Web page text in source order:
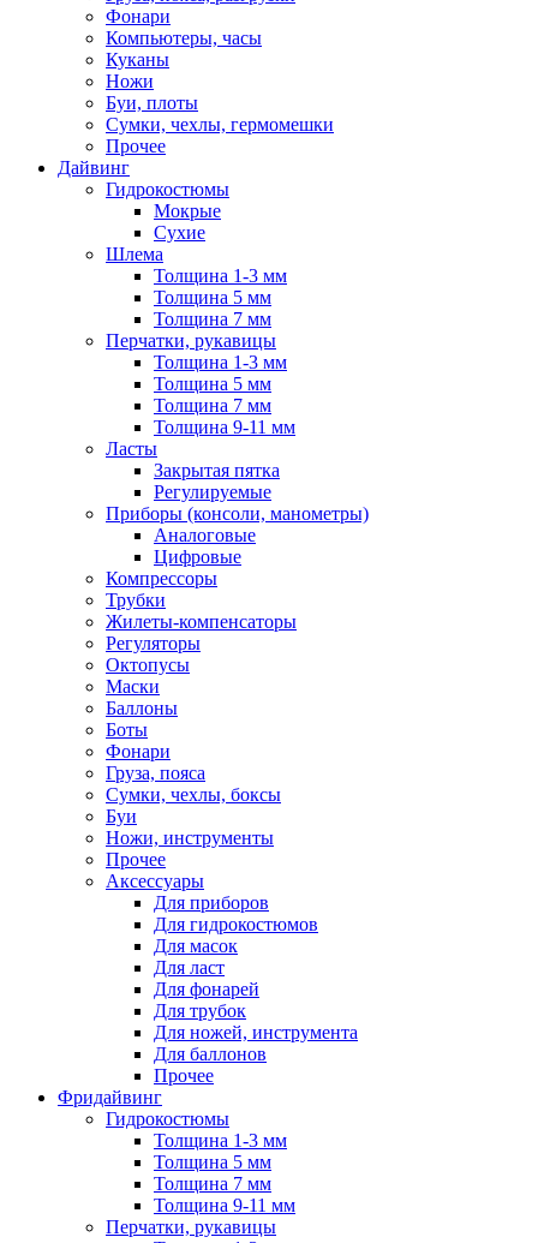
Фонари
Компьютеры, часы
Куканы
Ножи
Буи, плоты
Сумки, чехлы, гермомешки
Прочее
Дайвинг
Гидрокостюмы
Мокрые
Сухие
Шлема
Толщина 1-3 мм
Толщина 5 мм
Толщина 7 мм
Перчатки, рукавицы
Толщина 1-3 мм
Толщина 5 мм
Толщина 7 мм
Толщина 9-11 мм
Ласты
Закрытая пятка
Регулируемые
Приборы (консоли, манометры)
Аналоговые
Цифровые
Компрессоры
Трубки
Жилеты-компенсаторы
Регуляторы
Октопусы
Маски
Баллоны
Боты
Фонари
Груза, пояса
Сумки, чехлы, боксы
Буи
Ножи, инструменты
Прочее
Аксессуары
Для приборов
Для гидрокостюмов
Для масок
Для ласт
Для фонарей
Для трубок
Для ножей, инструмента
Для баллонов
Прочее
Фридайвинг
Гидрокостюмы
Толщина 1-3 мм
Толщина 5 мм
Толщина 7 мм
Толщина 9-11 мм
Перчатки, рукавицы